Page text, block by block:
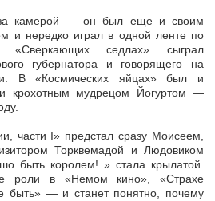
за камерой — он был еще и своим
и нередко играл в одной ленте по
седлах» сыграл
губернатора и говорящего на
В «Космических яйцах» был и
крохотным мудрецом Йогуртом —
части І» предстал сразу Моисеем,
Торквемадой и Людовиком
быть королем! » стала крылатой.
роли в «Немом кино», «Страхе
быть» — и станет понятно, почему